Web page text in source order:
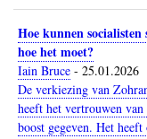
Hoe kunnen
hoe het moet?
Iain Bruce - 25.01.2026
De verkiezing van
heeft het vertrouwen
boost gegeven. Het